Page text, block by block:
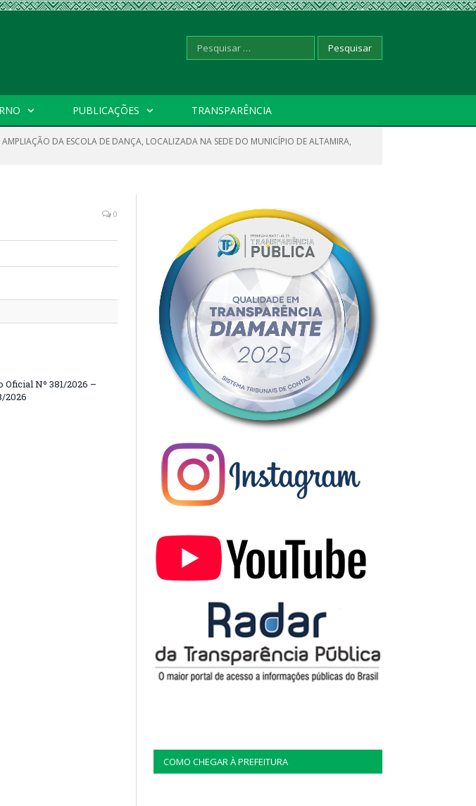
Pesquisar
por:
PUBLICAÇÕES TRANSPARÊNCIA
DA ESCOLA DE DANÇA, LOCALIZADA NA SEDE DO MUNICÍPIO DE ALTAMIRA,
0
Oficial Nº 381/2026 –
2026
COMO CHEGAR À PREFEITURA